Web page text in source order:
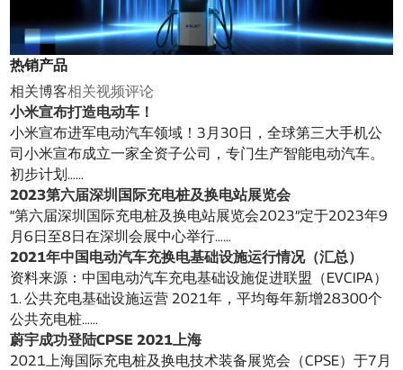
热销产品
相关博客相关视频评论
小米宣布打造电动车！
小米宣布进军电动汽车领域！3月30日，全球第三大手机公
司小米宣布成立一家全资子公司，专门生产智能电动汽车。
初步计划……
2023第六届深圳国际充电桩及换电站展览会
“第六届深圳国际充电桩及换电站展览会2023”定于2023年9
月6日至8日在深圳会展中心举行……
2021年中国电动汽车充换电基础设施运行情况（汇总）
资料来源：中国电动汽车充电基础设施促进联盟（EVCIPA）
1. 公共充电基础设施运营 2021年，平均每年新增28300个
公共充电桩……
蔚宇成功登陆CPSE 2021上海
2021上海国际充电桩及换电技术装备展览会（CPSE）于7月